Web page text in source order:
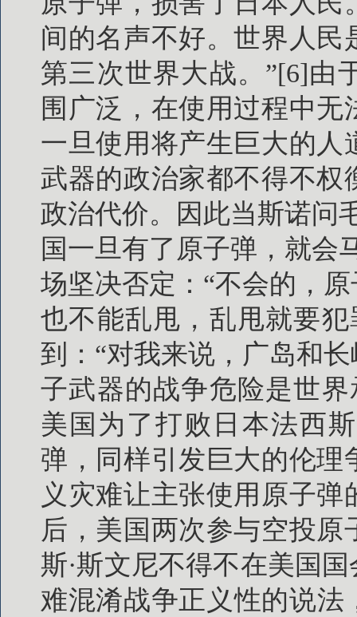
间的名声不好。世界人
第三次世界大战。”[6]由
围广泛，在使用过程中
一旦使用将产生巨大的
武器的政治家都不得不
政治代价。因此当斯诺问
国一旦有了原子弹，就会
场坚决否定：“不会的，
也不能乱甩，乱甩就要
到：“对我来说，广岛和
子武器的战争危险是世
美国为了打败日本法西
弹，同样引发巨大的伦理
义灾难让主张使用原子
后，美国两次参与空投
斯·斯文尼不得不在美国
难混淆战争正义性的说法